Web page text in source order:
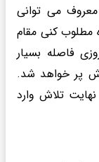
می توانی
مطلوب کنی مقام
فاصله بسیار
پر خواهد شد.
تلاش وارد